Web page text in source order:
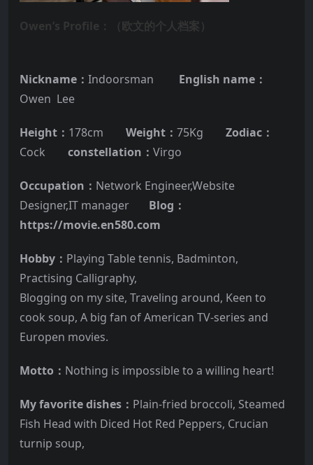
Owen’s Profile：（欧文的个人档案）
Nickname： Indoorsman English name：
Owen Lee
Height： 178cm Weight： 75Kg Zodiac：
Cock constellation： Virgo
Occupation： Network Engineer,Website
Designer,IT manager Blog：
https://movie.en580.com
Hobby： Playing Table tennis, Badminton,
Practising Calligraphy,
Blogging on my site, Traveling around, Keen to
cook soup, A big fan of American TV-series and
Europen movies.
Motto： Nothing is impossible to a willing heart!
My favorite dishes： Plain-fried broccoli, Steamed
Fish Head with Diced Hot Red Peppers, Crucian
turnip soup,